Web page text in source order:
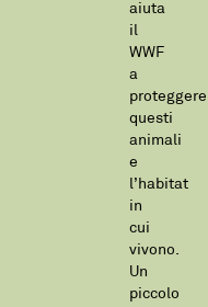
aiuta
il
WWF
a
proteggere
questi
animali
e
l’habitat
in
cui
vivono.
Un
piccolo